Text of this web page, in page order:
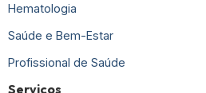
Hematologia
Saúde e Bem-Estar
Profissional de Saúde
Serviços